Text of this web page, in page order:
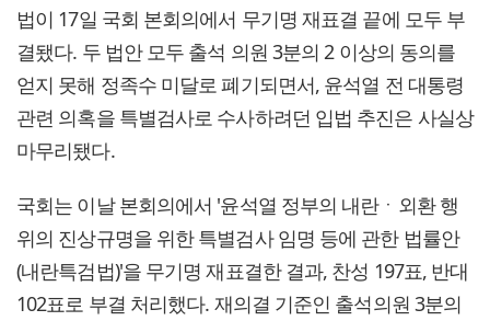
법이 17일 국회 본회의에서 무기명 재표결 끝에 모두 부
결됐다. 두 법안 모두 출석 의원 3분의 2 이상의 동의를
얻지 못해 정족수 미달로 폐기되면서, 윤석열 전 대통령
관련 의혹을 특별검사로 수사하려던 입법 추진은 사실상
마무리됐다.
국회는 이날 본회의에서 '윤석열 정부의 내란ㆍ외환 행
위의 진상규명을 위한 특별검사 임명 등에 관한 법률안
(내란특검법)'을 무기명 재표결한 결과, 찬성 197표, 반대
102표로 부결 처리했다. 재의결 기준인 출석의원 3분의